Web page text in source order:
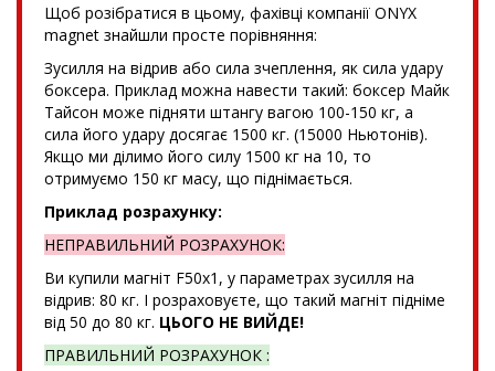
Щоб розібратися в цьому, фахівці компанії ONYX
magnet знайшли просте порівняння:
Зусилля на відрив або сила зчеплення, як сила удару
боксера. Приклад можна навести такий: боксер Майк
Тайсон може підняти штангу вагою 100-150 кг, а
сила його удару досягає 1500 кг. (15000 Ньютонів).
Якщо ми ділимо його силу 1500 кг на 10, то
отримуємо 150 кг масу, що піднімається.
Приклад розрахунку:
НЕПРАВИЛЬНИЙ РОЗРАХУНОК:
Ви купили магніт F50x1, у параметрах зусилля на
відрив: 80 кг. І розраховуєте, що такий магніт підніме
від 50 до 80 кг. ЦЬОГО НЕ ВИЙДЕ!
ПРАВИЛЬНИЙ РОЗРАХУНОК :